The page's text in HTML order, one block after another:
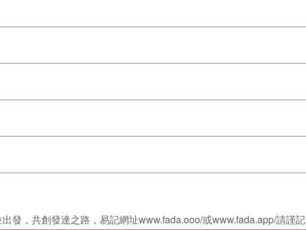
發，共創發達之路，易記網址www.fada.ooo/或www.fada.app/請謹記